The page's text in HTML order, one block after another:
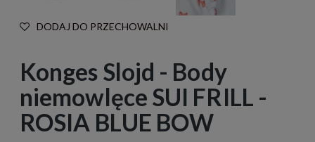
DODAJ DO PRZECHOWALNI
Konges Slojd - Body
niemowlęce SUI FRILL -
ROSIA BLUE BOW